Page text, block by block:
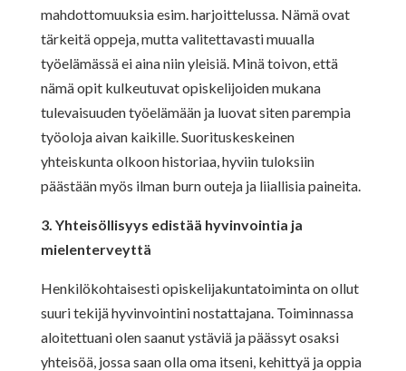
mahdottomuuksia esim. harjoittelussa. Nämä ovat
tärkeitä oppeja, mutta valitettavasti muualla
työelämässä ei aina niin yleisiä. Minä toivon, että
nämä opit kulkeutuvat opiskelijoiden mukana
tulevaisuuden työelämään ja luovat siten parempia
työoloja aivan kaikille. Suorituskeskeinen
yhteiskunta olkoon historiaa, hyviin tuloksiin
päästään myös ilman burn outeja ja liiallisia paineita.
3. Yhteisöllisyys edistää hyvinvointia ja
mielenterveyttä
Henkilökohtaisesti opiskelijakuntatoiminta on ollut
suuri tekijä hyvinvointini nostattajana. Toiminnassa
aloitettuani olen saanut ystäviä ja päässyt osaksi
yhteisöä, jossa saan olla oma itseni, kehittyä ja oppia